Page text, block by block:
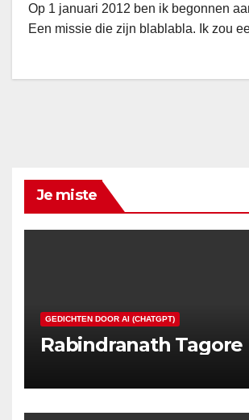
Op 1 januari 2012 ben ik begonnen
Een missie die zijn blablabla. Ik zou
Je miste
GEDICHTEN DOOR AI (CHATGPT)
Rabindranath Tagore